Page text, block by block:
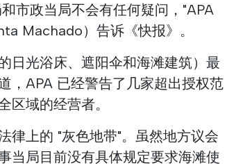
市政当局不会有任何疑问，"APA
Machado）告诉《快报》。
日光浴床、遮阳伞和海滩建筑）最
，APA 已经警告了几家超出授权范
区域的经营者。
律上的 "灰色地带"。虽然地方议会
当局目前没有具体规定要求海滩使